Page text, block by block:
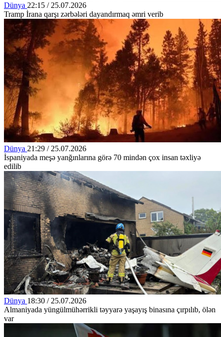
Dünya 22:15 / 25.07.2026
Tramp İrana qarşı zərbələri dayandırmaq əmri verib
Dünya 21:29 / 25.07.2026
İspaniyada meşə yanğınlarına görə 70 mindən çox insan təxliyə
edilib
Dünya 18:30 / 25.07.2026
Almaniyada yüngülmühərrikli təyyarə yaşayış binasına çırpılıb, ölən
var